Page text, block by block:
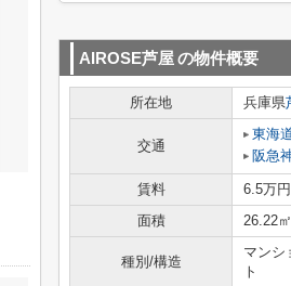
AIROSE芦屋の物件概要
所在地 兵庫県
交通
東海
阪急
賃料 6.5万円
面積
26.22㎡
種別/構造
マンシ
ト